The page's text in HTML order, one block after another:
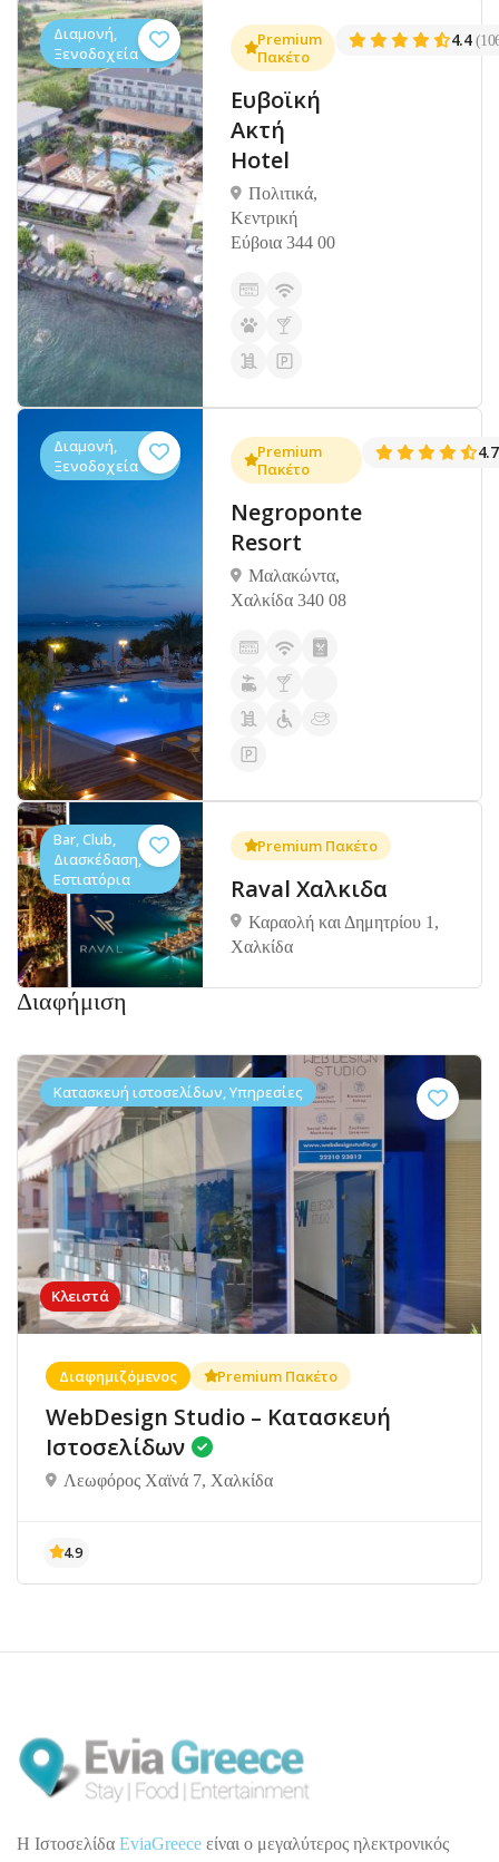
Διαμονή,
Ξενοδοχεία
Premium
Πακέτο
Ευβοϊκή
Ακτή
Hotel
Πολιτικά,
Κεντρική
Εύβοια 344 00
4.4
Διαμονή,
Ξενοδοχεία
Premium
Πακέτο
Negroponte
Resort
Μαλακώντα,
Χαλκίδα 340 08
Bar, Club,
Διασκέδαση,
Εστιατόρια
Premium Πακέτο
Raval Χαλκιδα
Καραολή και Δημητρίου 1,
Xαλκίδα
Διαφήμιση
Κλειστά
Κατασκευή ιστοσελίδων, Υπηρεσίες
Διαφημιζόμενος Premium Πακέτο
WebDesign Studio – Κατασκευή
Ιστοσελίδων
Λεωφόρος Χαϊνά 7, Χαλκίδα
H Ιστοσελίδα EviaGreece είναι ο μεγαλύτερος ηλεκτρονικός